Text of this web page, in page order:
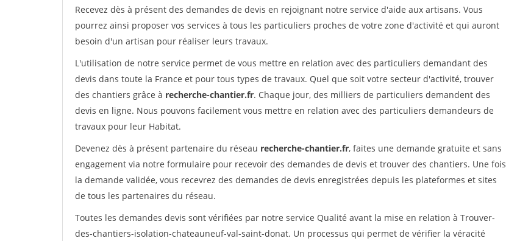
Recevez dès à présent des demandes de devis en rejoignant notre service d'aide aux artisans. Vous
pourrez ainsi proposer vos services à tous les particuliers proches de votre zone d'activité et qui auront
besoin d'un artisan pour réaliser leurs travaux.
L'utilisation de notre service permet de vous mettre en relation avec des particuliers demandant des
devis dans toute la France et pour tous types de travaux. Quel que soit votre secteur d'activité, trouver
des chantiers grâce à recherche-chantier.fr. Chaque jour, des milliers de particuliers demandent des
devis en ligne. Nous pouvons facilement vous mettre en relation avec des particuliers demandeurs de
travaux pour leur Habitat.
Devenez dès à présent partenaire du réseau recherche-chantier.fr, faites une demande gratuite et sans
engagement via notre formulaire pour recevoir des demandes de devis et trouver des chantiers. Une fois
la demande validée, vous recevrez des demandes de devis enregistrées depuis les plateformes et sites
de tous les partenaires du réseau.
Toutes les demandes devis sont vérifiées par notre service Qualité avant la mise en relation à Trouver-
des-chantiers-isolation-chateauneuf-val-saint-donat. Un processus qui permet de vérifier la véracité